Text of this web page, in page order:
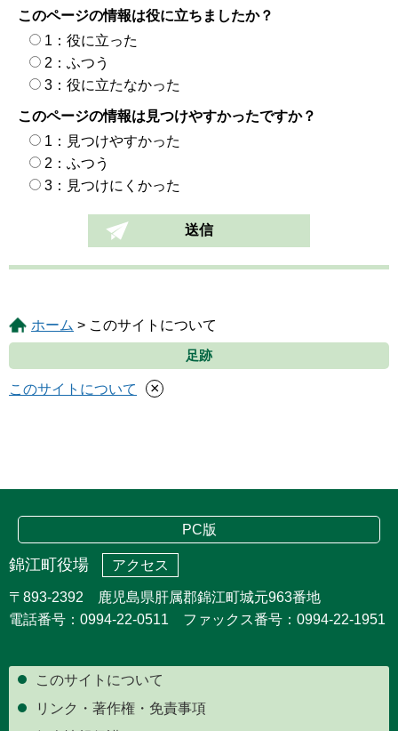
このページの情報は役に立ちましたか？
1：役に立った
2：ふつう
3：役に立たなかった
このページの情報は見つけやすかったですか？
1：見つけやすかった
2：ふつう
3：見つけにくかった
ホーム > このサイトについて
足跡
このサイトについて ×
PC版
錦江町役場 アクセス
〒893-2392 鹿児島県肝属郡錦江町城元963番地
電話番号：0994-22-0511 ファックス番号：0994-22-1951
このサイトについて
リンク・著作権・免責事項